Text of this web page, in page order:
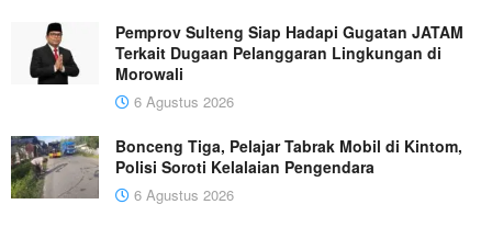
Pemprov Sulteng Siap Hadapi Gugatan JATAM
Terkait Dugaan Pelanggaran Lingkungan di
Morowali
6 Agustus 2026
Bonceng Tiga, Pelajar Tabrak Mobil di Kintom,
Polisi Soroti Kelalaian Pengendara
6 Agustus 2026